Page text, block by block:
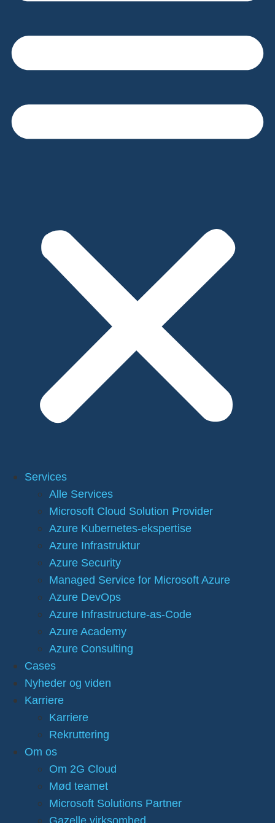
Services
Alle Services
Microsoft Cloud Solution Provider
Azure Kubernetes-ekspertise
Azure Infrastruktur
Azure Security
Managed Service for Microsoft Azure
Azure DevOps
Azure Infrastructure-as-Code
Azure Academy
Azure Consulting
Cases
Nyheder og viden
Karriere
Karriere
Rekruttering
Om os
Om 2G Cloud
Mød teamet
Microsoft Solutions Partner